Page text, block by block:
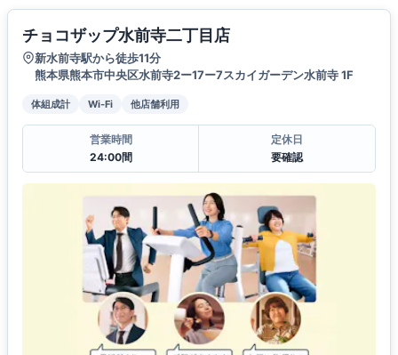
チョコザップ水前寺二丁目店
新水前寺駅から徒歩11分
熊本県熊本市中央区水前寺2ー17ー7スカイガーデン水前寺 1F
体組成計 Wi-Fi 他店舗利用
営業時間
24:00間
定休日
要確認